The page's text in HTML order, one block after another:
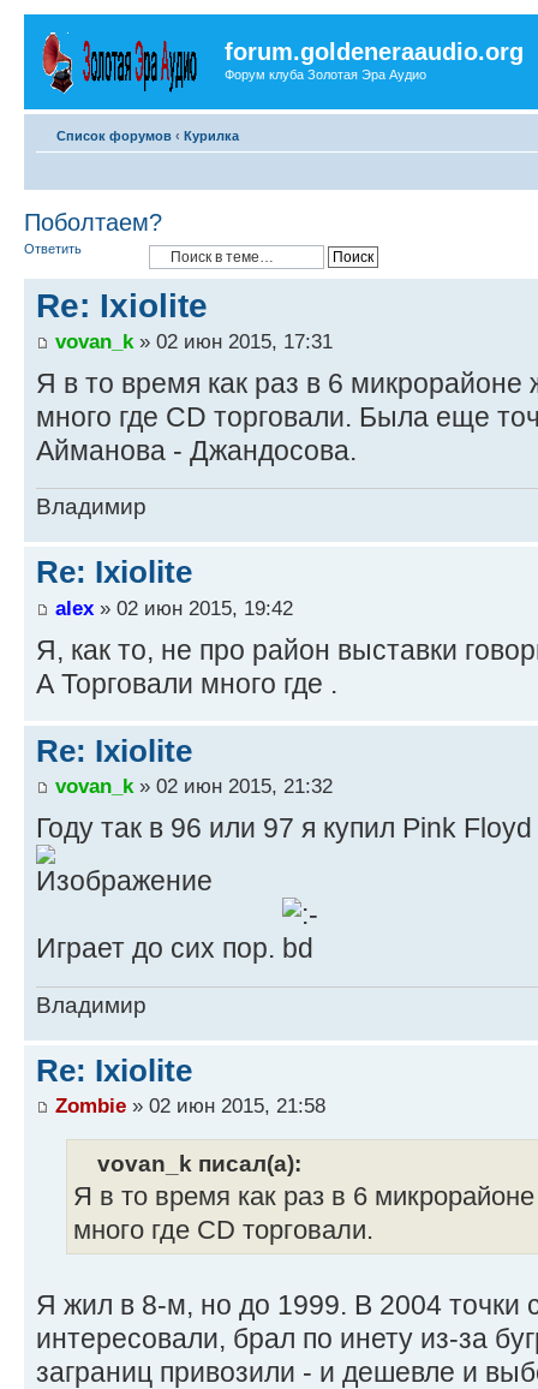
forum.goldeneraaudio.org
Форум клуба Золотая Эра Аудио
Список форумов ‹ Курилка
Поболтаем?
Ответить
Re: Ixiolite
vovan_k » 02 июн 2015, 17:31
Я в то время как раз в 6
много где CD торговали. Была еще
Айманова - Джандосова.
Владимир
Re: Ixiolite
alex » 02 июн 2015, 19:42
Я, как то, не про район выставки
А Торговали много где .
Re: Ixiolite
vovan_k» 02 июн 2015, 21:32
Году так в 96 или 97 я купил Pink
Играет до сих пор.
Владимир
Re: Ixiolite
Zombie » 02 июн 2015, 21:58
vovan_k писал(а):
Я в то время как раз в 6
много где CD торговали.
Я жил в 8-м, но до 1999. В 2004 точки
интересовали, брал по инету из-за
заграниц привозили - и дешевле и